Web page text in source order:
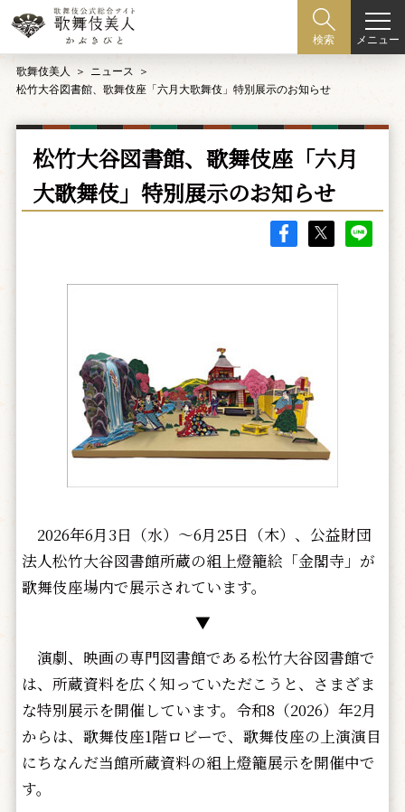
検索 メニュー
歌舞伎美人
ニュース
松竹大谷図書館、歌舞伎座「六月大歌舞伎」特別展示のお知らせ
松竹大谷図書館、歌舞伎座「六月
大歌舞伎」特別展示のお知らせ
2026年6月3日（水）～6月25日（木）、公益財団
法人松竹大谷図書館所蔵の組上燈籠絵「金閣寺」が
歌舞伎座場内で展示されています。
▼
演劇、映画の専門図書館である松竹大谷図書館で
は、所蔵資料を広く知っていただこうと、さまざま
な特別展示を開催しています。令和8（2026）年2月
からは、歌舞伎座1階ロビーで、歌舞伎座の上演演目
にちなんだ当館所蔵資料の組上燈籠展示を開催中で
す。